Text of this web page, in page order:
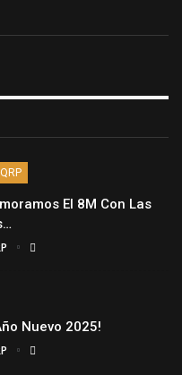
El 8M Con Las
Nuevo 2025!